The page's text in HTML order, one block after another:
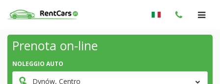
Prenota on-line
NOLEGGIO AUTO
Dynów, Centro